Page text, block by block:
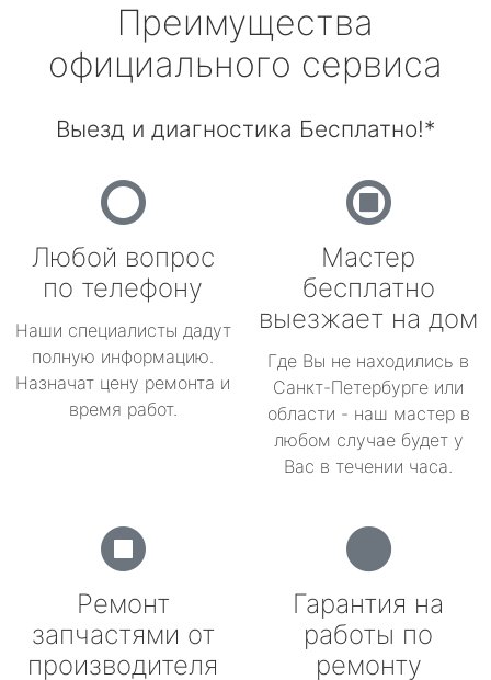
Преимущества
официального сервиса
Выезд и диагностика Бесплатно!*
Любой вопрос
по телефону
Наши специалисты дадут
полную информацию.
Назначат цену ремонта и
время работ.
Мастер
бесплатно
выезжает на дом
Где Вы не находились в
Санкт-Петербурге или
области - наш мастер в
любом случае будет у
Вас в течении часа.
Ремонт
запчастями от
производителя
Гарантия на
работы по
ремонту